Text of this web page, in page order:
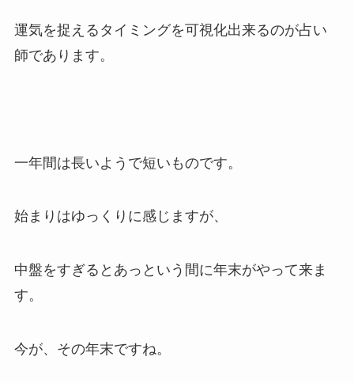
運気を捉えるタイミングを可視化出来るのが占い
師であります。
一年間は長いようで短いものです。
始まりはゆっくりに感じますが、
中盤をすぎるとあっという間に年末がやって来ま
す。
今が、その年末ですね。